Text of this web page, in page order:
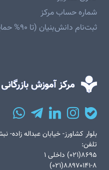
شماره حساب مرکز
ثبت‌نام دانش‌بنیان (تا ۹۰% حمایت)
بلوار کشاورز- خیابان عبداله زاده-
تلفن:
۸۶۹۵(۰۲۱) داخلی ۱
۸۸۹۷۰۱۴۱-۸(۰۲۱)